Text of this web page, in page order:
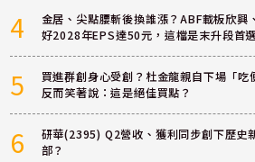
4
金居、尖點腰斬後換誰漲？ABF載板欣興
好2028年EPS達50元，這檔是末升段首選
5
買進群創身心受創？杜金龍親自下場「
反而笑著說：這是絕佳買點？
6
研華(2395) Q2營收、獲利同步創下歷史
部？